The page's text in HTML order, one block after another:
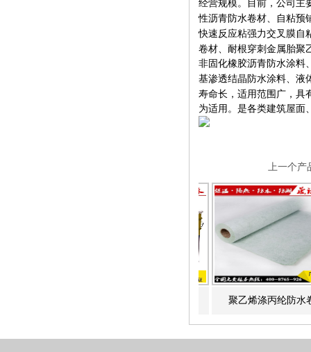
经营规模。目前，公司主
性沥青防水卷材、自粘预
快速反应粘强力交叉膜自
卷材、耐根穿刺金属胎聚
非固化橡胶沥青防水涂料
基渗透结晶防水涂料、液
寿命长，适用范围广，具
为适用。是各类建筑屋面
上一个产
聚乙烯涤丙纶防水卷材